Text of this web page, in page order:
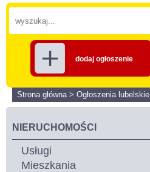
dodaj ogłoszenie
Strona główna> Ogłoszenia lubelskie
NIERUCHOMOŚCI
Usługi
Mieszkania